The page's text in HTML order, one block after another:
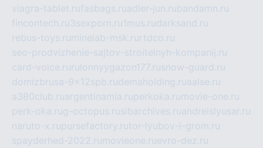
viagra-tablet.rufasbags.ruadler-jun.rubandamn.ru
fincontech.ru3sexporn.ru1mus.rudarksand.ru
rebus-toys.ru minelab-msk.ru rtdco.ru
seo-prodvizhenie-sajtov-stroitelnyh-kompanij.ru
card-voice.ru rulonnyygazon177.rusnow-guard.ru
domizbrusa-9x12spb.rudemaholding.ruaalse.ru
a380club.ruargentinamia.ruperkoka.ru movie-one.ru
perk-oka.rug-octopus.rusibarchives.ruandreislyusar.ru
naruto-x.rupursefactory.rutor-lyubov-i-grom.ru
spayderhed-2022.ru movieone.ruevro-dez.ru